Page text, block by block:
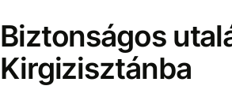
Biztonságos
Kirgizisztánba